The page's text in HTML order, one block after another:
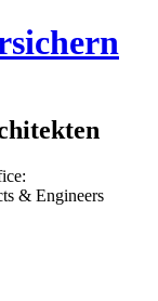
& Engineers